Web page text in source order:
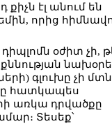
էլ անում են
որից
օժիտ չի,
գլուխը չի
հատկապես
առկա դրվածքը
Տեսեք՝